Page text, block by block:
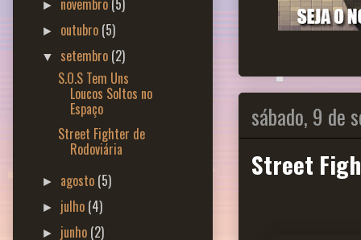
sábado, 9 de
Street
►
► outubro (5)
▼ setembro (2)
S.O.S Tem Uns
Loucos Soltos no
Espaço
Street Fighter de
Rodoviária
► agosto (5)
► julho (4)
► junho (2)